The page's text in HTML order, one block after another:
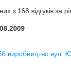
з 168 відгуків за
виробництво вул.